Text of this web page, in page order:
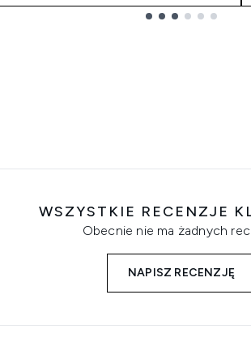
WSZYSTKIE RECENZJE
Obecnie nie ma żadnych
NAPISZ RECENZJĘ